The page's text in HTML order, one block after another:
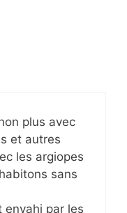
plus avec
et autres
les argiopes
sans
envahi par les